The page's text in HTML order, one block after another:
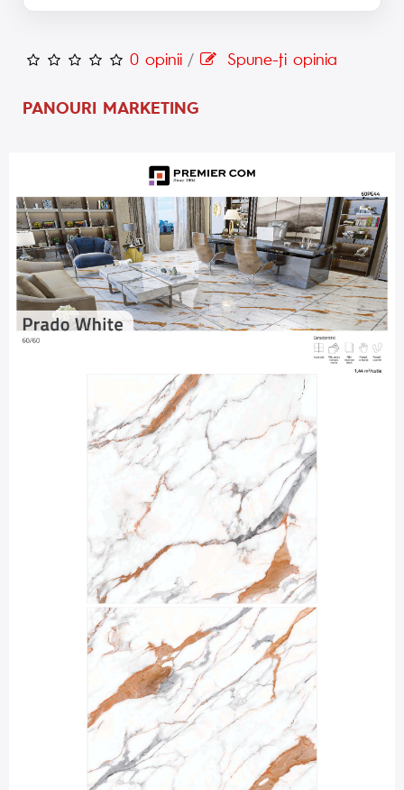
0 opinii / Spune-ţi opinia
PANOURI MARKETING